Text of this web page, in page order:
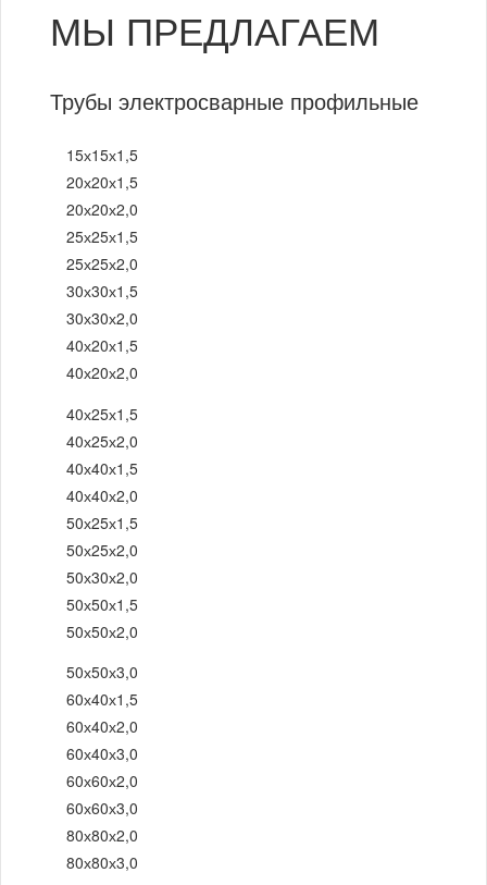
МЫ ПРЕДЛАГАЕМ
Трубы электросварные профильные
15х15х1,5
20х20х1,5
20х20х2,0
25х25х1,5
25х25х2,0
30х30х1,5
30х30х2,0
40х20х1,5
40х20х2,0
40х25х1,5
40х25х2,0
40х40х1,5
40х40х2,0
50х25х1,5
50х25х2,0
50х30х2,0
50х50х1,5
50х50х2,0
50х50х3,0
60х40х1,5
60х40х2,0
60х40х3,0
60х60х2,0
60х60х3,0
80х80х2,0
80х80х3,0